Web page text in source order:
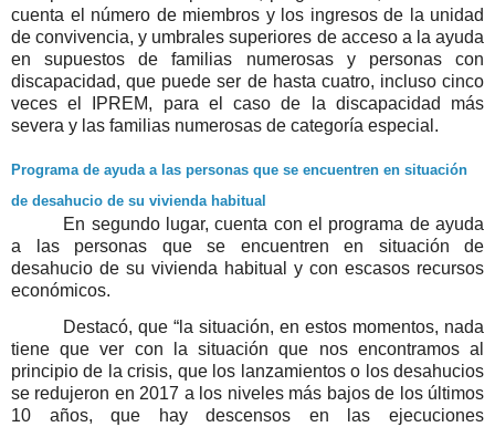
cuenta el número de miembros y los ingresos de la unidad
de convivencia, y umbrales superiores de acceso a la ayuda
en supuestos de familias numerosas y personas con
discapacidad, que puede ser de hasta cuatro, incluso cinco
veces el IPREM, para el caso de la discapacidad más
severa y las familias numerosas de categoría especial.
Programa de ayuda a las personas que se encuentren en situación
de desahucio de su vivienda habitual
En segundo lugar, cuenta con el programa de ayuda
a las personas que se encuentren en situación de
desahucio de su vivienda habitual y con escasos recursos
económicos.
Destacó, que “la situación, en estos momentos, nada
tiene que ver con la situación que nos encontramos al
principio de la crisis, que los lanzamientos o los desahucios
se redujeron en 2017 a los niveles más bajos de los últimos
10 años, que hay descensos en las ejecuciones